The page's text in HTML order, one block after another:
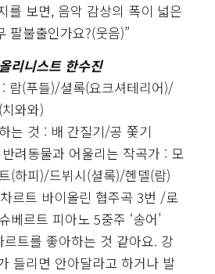
를 보면, 음악 감상의 폭이 넓은
팔불출인가요?(웃음)”
리니스트 한수진
람(푸들)/셜록(요크셔테리어)/
와와)
는 것 : 배 간질기/공 쫓기
려동물과 어울리는 작곡가 : 모
(하피)/드뷔시(셜록)/헨델(람)
르트 바이올린 협주곡 3번 /로
베르트 피아노 5중주 ‘송어’
르트를 좋아하는 것 같아요. 강
들리면 안아달라고 하거나 발